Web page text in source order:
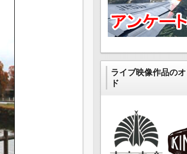
ライブ映像作品の
ド